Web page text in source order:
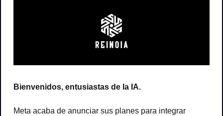
Bienvenidos, entusiastas de la IA.
Meta acaba de anunciar sus planes para integrar